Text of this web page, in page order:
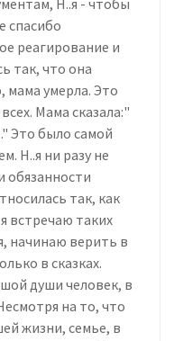
спасибо
реагирование и
так, что она
мама умерла. Это
Мама сказала:"
Это было самой
Н..я ни разу не
обязанности
так, как
встречаю таких
начинаю верить в
в сказках.
души человек, в
на то, что
жизни, семье, в